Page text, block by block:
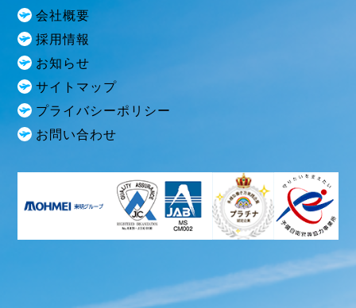
会社概要
採用情報
お知らせ
サイトマップ
プライバシーポリシー
お問い合わせ